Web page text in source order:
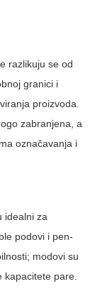
razlikuju se od
granici i
proizvoda.
zabranjena, a
označavanja i
idealni za
podovi i pen-
modovi su
kapacitete pare.